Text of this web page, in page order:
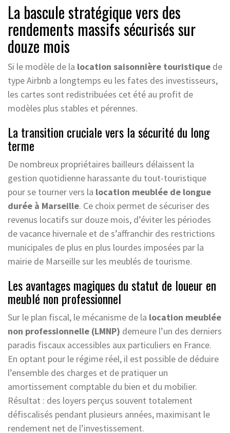
La bascule stratégique vers des
rendements massifs sécurisés sur
douze mois
Si le modèle de la location saisonnière touristique de
type Airbnb a longtemps eu les fates des investisseurs,
les cartes sont redistribuées cet été au profit de
modèles plus stables et pérennes.
La transition cruciale vers la sécurité du long
terme
De nombreux propriétaires bailleurs délaissent la
gestion quotidienne harassante du tout-touristique
pour se tourner vers la location meublée de longue
durée à Marseille. Ce choix permet de sécuriser des
revenus locatifs sur douze mois, d’éviter les périodes
de vacance hivernale et de s’affranchir des restrictions
municipales de plus en plus lourdes imposées par la
mairie de Marseille sur les meublés de tourisme.
Les avantages magiques du statut de loueur en
meublé non professionnel
Sur le plan fiscal, le mécanisme de la location meublée
non professionnelle (LMNP) demeure l’un des derniers
paradis fiscaux accessibles aux particuliers en France.
En optant pour le régime réel, il est possible de déduire
l’ensemble des charges et de pratiquer un
amortissement comptable du bien et du mobilier.
Résultat : des loyers perçus souvent totalement
défiscalisés pendant plusieurs années, maximisant le
rendement net de l’investissement.